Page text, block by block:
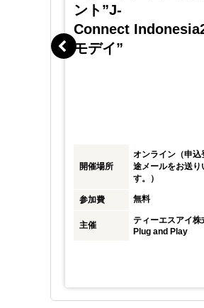
ント”J-
Connect
モデイ”
開催場所
オンライン（申込
途メールをお送り
す。）
参加費 無料
主催
ティーエスアイ株
Plug and Play